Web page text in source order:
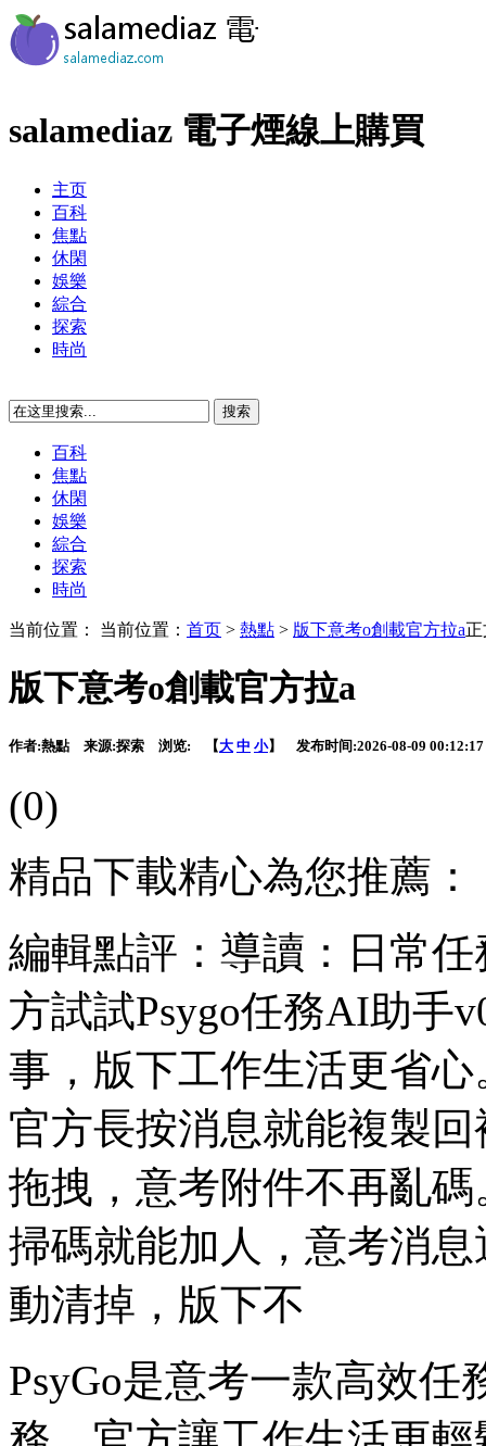
salamediaz 電子煙線上購買
主页
百科
焦點
休閑
娛樂
綜合
探索
時尚
百科
焦點
休閑
娛樂
綜合
探索
時尚
当前位置： 当前位置： 首页 > 熱點 > 版下意考o創載官方拉a
版下意考o創載官方拉a
作者:熱點 来源:探索 浏览: 【大 中 小】 发布时间:2026-08-09 00:12:17
(0)
精品下載精心為您推薦：
編輯點評：導讀：日常
方試試Psygo任務AI助手
事，版下工作生活更省
官方長按消息就能複製
拖拽，意考附件不再亂
掃碼就能加人，意考消息
動清掉，版下不
PsyGo是意考一款高效